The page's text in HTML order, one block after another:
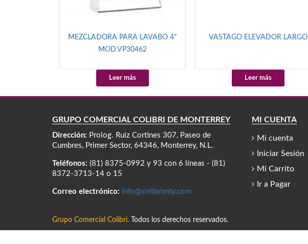
MEZCLADORA PARA LAVABO 4"
MOD.VP30462
Leer más
VASTAGO ELEVADOR LARGO
Leer más
GRUPO COMERCIAL COLIBRÍ DE MONTERREY
Dirección: Prolog. Ruiz Cortines 307, Paseo de
Cumbres, Primer Sector, 64346, Monterrey, N.L.
Teléfonos: (81) 8375-0992 y 93 con 6 líneas - (81)
8372-3713-14 o 15
Correo electrónico: info@colibrimty.com
MI CUENTA
Mi cuenta
Iniciar Sesión
Mi Carrito
Ir a Pagar
Grupo Comercial Colibri. Todos los derechos reservados.